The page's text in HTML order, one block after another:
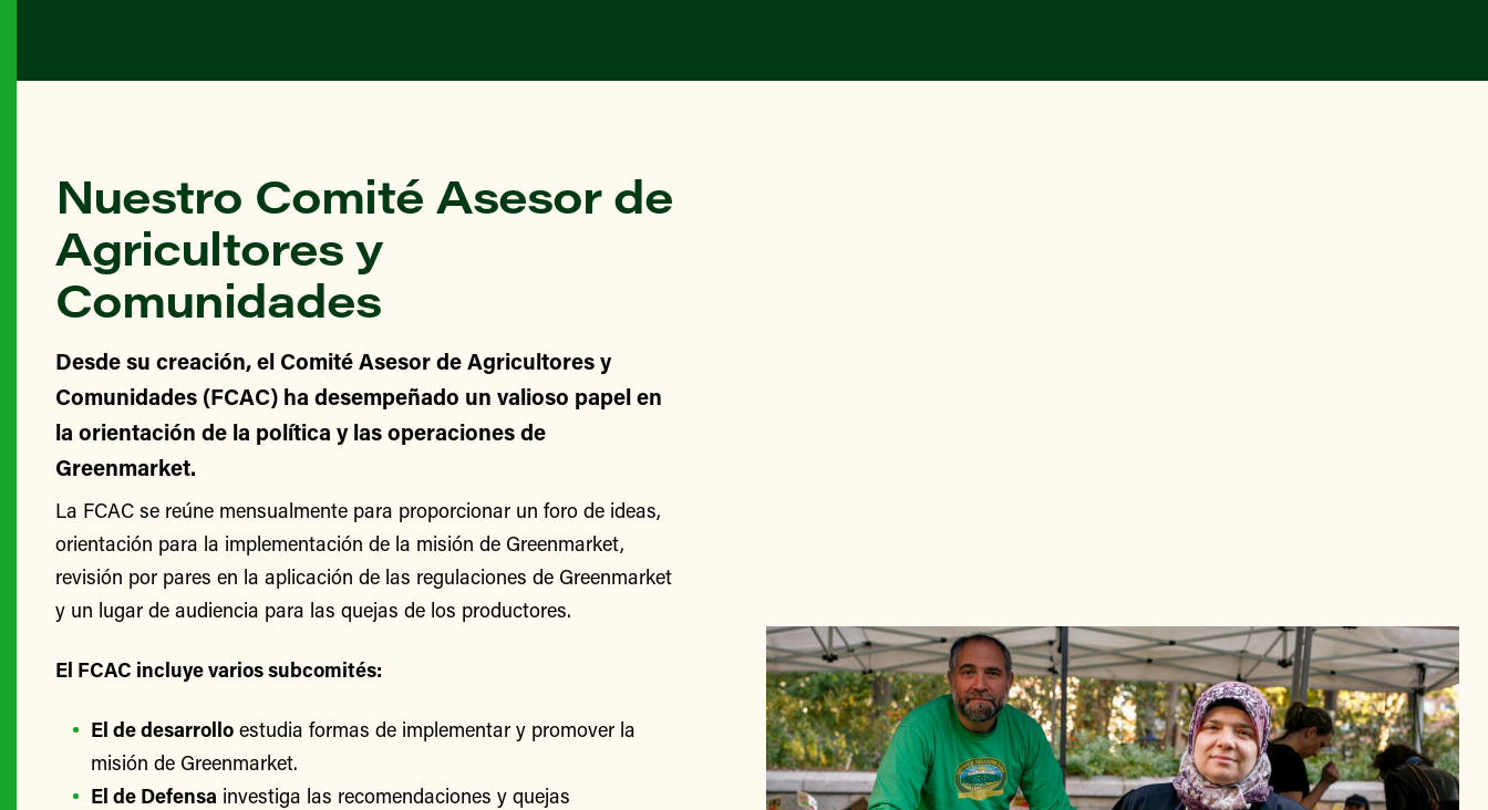
Nuestro Comité Asesor de
Agricultores y
Comunidades
Desde su creación, el Comité Asesor de Agricultores y
Comunidades (FCAC) ha desempeñado un valioso papel en
la orientación de la política y las operaciones de
Greenmarket.
La FCAC se reúne mensualmente para proporcionar un foro de ideas,
orientación para la implementación de la misión de Greenmarket,
revisión por pares en la aplicación de las regulaciones de Greenmarket
y un lugar de audiencia para las quejas de los productores.
El FCAC incluye varios subcomités:
El de desarrollo estudia formas de implementar y promover la
misión de Greenmarket.
El de Defensa investiga las recomendaciones y quejas